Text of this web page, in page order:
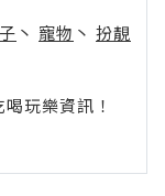
丶 寵物 丶 扮靚
玩樂資訊！